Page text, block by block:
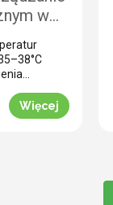
w
w
Więcej